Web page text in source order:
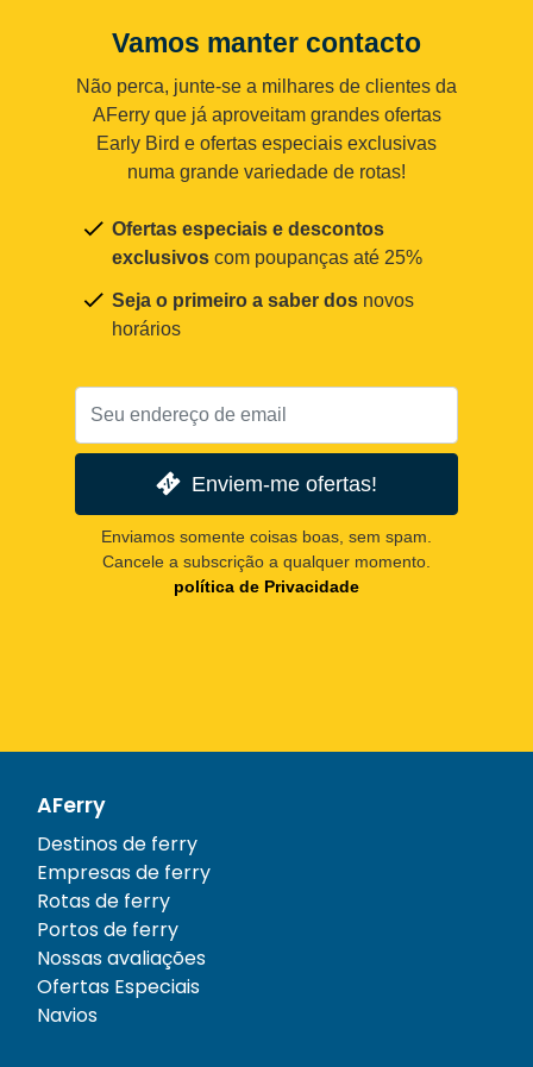
Vamos manter contacto
Não perca, junte-se a milhares de clientes da
AFerry que já aproveitam grandes ofertas
Early Bird e ofertas especiais exclusivas
numa grande variedade de rotas!
Ofertas especiais e descontos
exclusivos com poupanças até 25%
Seja o primeiro a saber dos novos
horários
Enviem-me ofertas!
Enviamos somente coisas boas, sem spam.
Cancele a subscrição a qualquer momento.
política de Privacidade
AFerry
Destinos de ferry
Empresas de ferry
Rotas de ferry
Portos de ferry
Nossas avaliações
Ofertas Especiais
Navios